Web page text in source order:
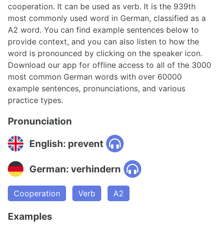
cooperation. It can be used as verb. It is the 939th
most commonly used word in German, classified as a
A2 word. You can find example sentences below to
provide context, and you can also listen to how the
word is pronounced by clicking on the speaker icon.
Download our app for offline access to all of the 3000
most common German words with over 60000
example sentences, pronunciations, and various
practice types.
Pronunciation
English: prevent
German: verhindern
Cooperation Verb A2
Examples